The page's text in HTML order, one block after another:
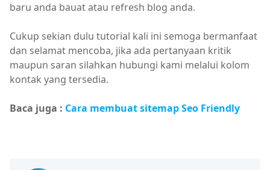
baru anda bauat atau refresh blog anda.
Cukup sekian dulu tutorial kali ini semoga bermanfaat
dan selamat mencoba, jika ada pertanyaan kritik
maupun saran silahkan hubungi kami melalui kolom
kontak yang tersedia.
Baca juga : Cara membuat sitemap Seo Friendly